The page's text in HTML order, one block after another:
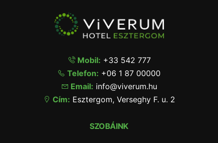
Mobil: +33 542 777
Telefon: +06 1 87 00000
Email: info@viverum.hu
Cím: Esztergom, Verseghy F. u. 2
SZOBÁINK